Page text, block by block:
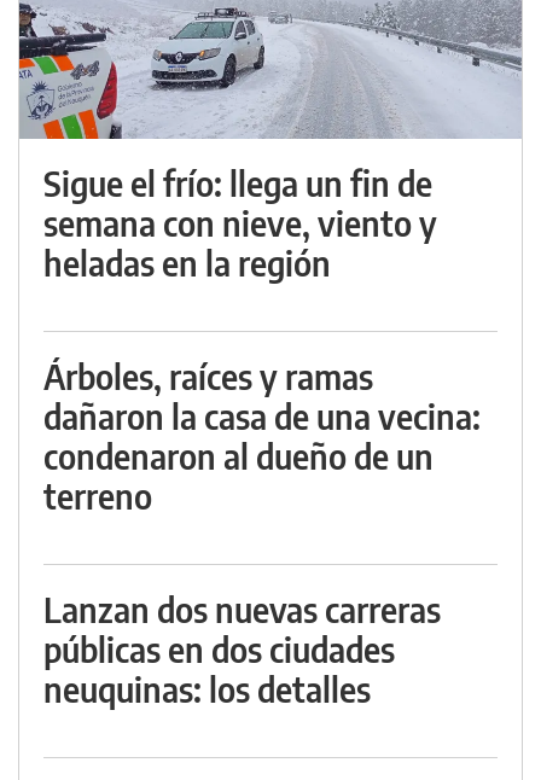
Sigue el frío: llega un fin de
semana con nieve, viento y
heladas en la región
Árboles, raíces y ramas
dañaron la casa de una vecina:
condenaron al dueño de un
terreno
Lanzan dos nuevas carreras
públicas en dos ciudades
neuquinas: los detalles